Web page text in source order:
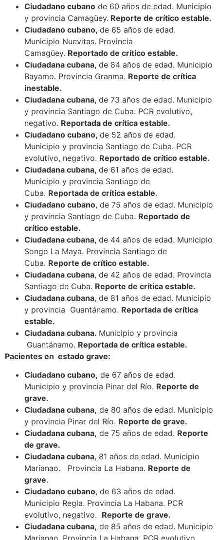
Ciudadano cubano de 60 años de edad. Municipio
y provincia Camagüey. Reporte de crítico estable.
Ciudadano cubano, de 65 años de edad.
Municipio Nuevitas. Provincia
Camagüey. Reportado de crítico estable.
Ciudadana cubana, de 84 años de edad. Municipio
Bayamo. Provincia Granma. Reporte de crítica
inestable.
Ciudadana cubana, de 73 años de edad. Municipio
y provincia Santiago de Cuba. PCR evolutivo,
negativo. Reportada de crítica estable.
Ciudadano cubano, de 52 años de edad.
Municipio y provincia Santiago de Cuba. PCR
evolutivo, negativo. Reportado de crítico estable.
Ciudadana cubana, de 61 años de edad.
Municipio y provincia Santiago de
Cuba. Reportada de crítica estable.
Ciudadano cubano, de 75 años de edad. Municipio
y provincia Santiago de Cuba. Reportado de
crítico estable.
Ciudadana cubana, de 44 años de edad. Municipio
Songo La Maya. Provincia Santiago de
Cuba. Reporte de crítico estable.
Ciudadana cubana, de 42 años de edad. Provincia
Santiago de Cuba. Reporte de crítica estable.
Ciudadana cubana, de 81 años de edad. Municipio
y provincia Guantánamo. Reportada de crítica
estable.
Ciudadana cubana. Municipio y provincia
Guantánamo. Reportada de crítica estable.
Pacientes en estado grave:
Ciudadano cubano, de 67 años de edad.
Municipio y provincia Pinar del Río. Reporte de
grave.
Ciudadana cubana, de 80 años de edad. Municipio
y provincia Pinar del Río. Reporte de grave.
Ciudadana cubana, de 75 años de edad. Reporte
de grave.
Ciudadana cubana, 81 años de edad. Municipio
Marianao. Provincia La Habana. Reporte de
grave.
Ciudadano cubano, de 63 años de edad.
Municipio Regla. Provincia La Habana. PCR
evolutivo, negativo. Reporte de grave.
Ciudadana cubana, de 85 años de edad. Municipio